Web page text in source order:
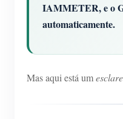
Sistema de
Monitoramento
Início rápido
FAQ
Notícias
Comunidade
IAMMETER, e o
automaticamente.
Mas aqui está um